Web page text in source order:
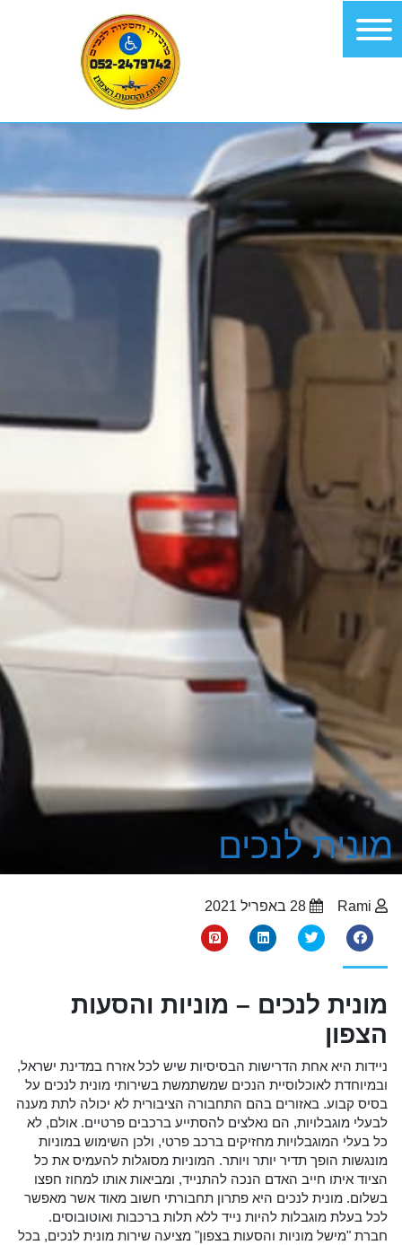
מונית לנכים
מונית לנכים – מוניות והסעות
הצפון
ניידות היא אחת הדרישות הבסיסיות שיש לכל אזרח במדינת ישראל,
ובמיוחדת לאוכלוסיית הנכים שמשתמשת בשירותי מונית לנכים על
בסיס קבוע. באזורים בהם התחבורה הציבורית לא יכולה לתת מענה
לבעלי מוגבלויות, הם נאלצים להסתייע ברכבים פרטיים. אולם, לא
כל בעלי המוגבלויות מחזיקים ברכב פרטי, ולכן השימוש במוניות
מונגשות הופך תדיר יותר ויותר. המוניות מסוגלות להעמיס את כל
הציוד איתו חייב האדם הנכה להתנייד, ומביאות אותו למחוז חפצו
בשלום. מונית לנכים היא פתרון תחבורתי חשוב מאוד אשר מאפשר
לכל בעלת מוגבלות להיות נייד ללא תלות ברכבות ואוטובוסים.
חברת "מישל מוניות והסעות בצפון" מציעה שירות מונית לנכים, בכל